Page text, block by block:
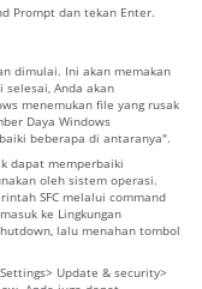
Prompt dan tekan Enter.
dimulai. Ini akan memakan
Anda akan
menemukan file yang rusak
Daya Windows
beberapa di antaranya".
dapat memperbaiki
oleh sistem operasi.
SFC melalui command
ke Lingkungan
lalu menahan tombol
Update & security>